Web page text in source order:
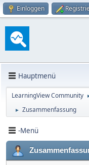
Einloggen
Hauptmenü
LearningView Community
► Zusammenfassung
-Menü